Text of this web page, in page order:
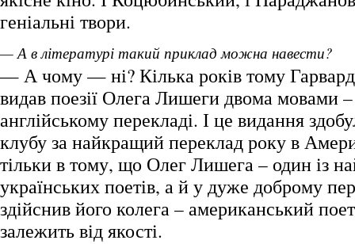
геніальні твори.
— А в літературі такий приклад можна навести?
— А чому — ні? Кілька років тому
видав поезії Олега Лишеги двома мовами
англійському перекладі. І це видання
клубу за найкращий переклад року в
тільки в тому, що Олег Лишега – один із
українських поетів, а й у дуже доброму
здійснив його колега – американський
залежить від якості.